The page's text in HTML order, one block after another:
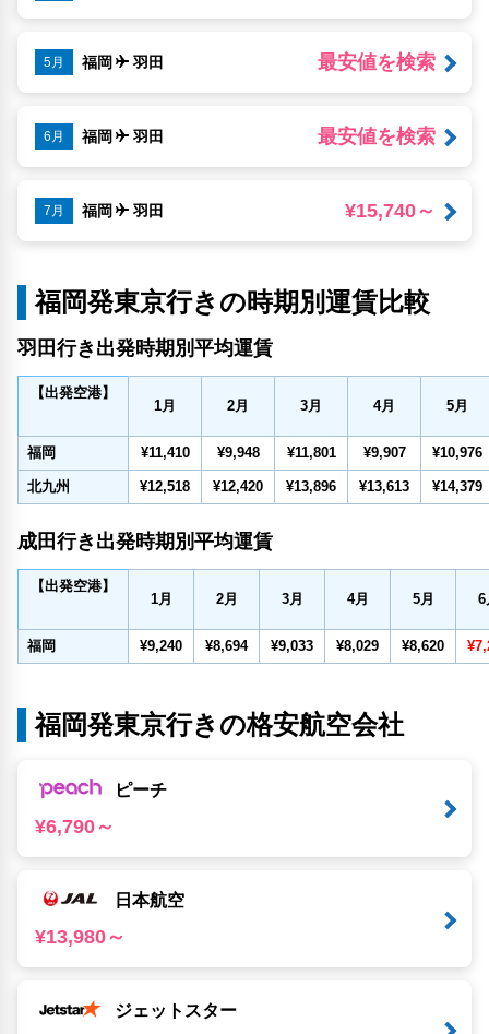
5月 福岡 羽田 最安値を検索
6月 福岡 羽田 最安値を検索
7月 福岡 羽田 ¥15,740～
福岡発東京行きの時期別運賃比較
羽田行き出発時期別平均運賃
【出発空港】
1月 2月 3月 4月 5月
福岡 ¥11,410 ¥9,948 ¥11,801 ¥9,907 ¥10,976
北九州 ¥12,518 ¥12,420 ¥13,896 ¥13,613 ¥14,379
成田行き出発時期別平均運賃
【出発空港】
1月 2月 3月 4月 5月 6
福岡 ¥9,240 ¥8,694 ¥9,033 ¥8,029 ¥8,620
福岡発東京行きの格安航空会社
ピーチ
¥6,790～
日本航空
¥13,980～
ジェットスター